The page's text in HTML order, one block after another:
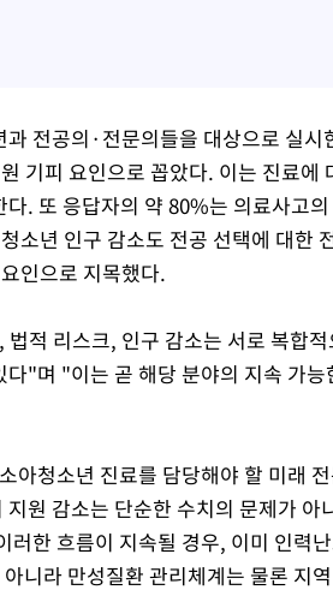
전공의·전문의들을 대상으로 실
기피 요인으로 꼽았다. 이는 진료에
. 또 응답자의 약 80%는 의료사고
소년 인구 감소도 전공 선택에 대한
인으로 지목했다.
적 리스크, 인구 감소는 서로 복합
다"며 "이는 곧 해당 분야의 지속 가
아청소년 진료를 담당해야 할 미래
원 감소는 단순한 수치의 문제가
한 흐름이 지속될 경우, 이미 인력
니라 만성질환 관리체계는 물론 지